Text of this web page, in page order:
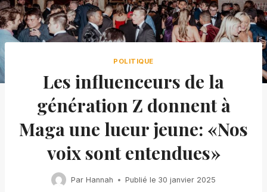
POLITIQUE
Les influenceurs de la
génération Z donnent à
Maga une lueur jeune: «Nos
voix sont entendues»
Par Hannah Publié le 30 janvier 2025